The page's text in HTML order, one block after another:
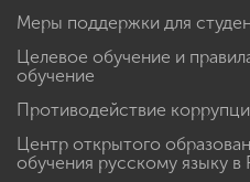
Меры поддержки для
Целевое обучение и
обучение
Противодействие
Центр открытого
обучения русскому языку